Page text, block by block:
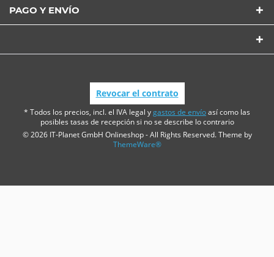
PAGO Y ENVÍO
Revocar el contrato
* Todos los precios, incl. el IVA legal ygastos de envíoasí como las
posibles tasas de recepción si no se describe lo contrario
© 2026 IT-Planet GmbH Onlineshop - All Rights Reserved. Theme by
ThemeWare®